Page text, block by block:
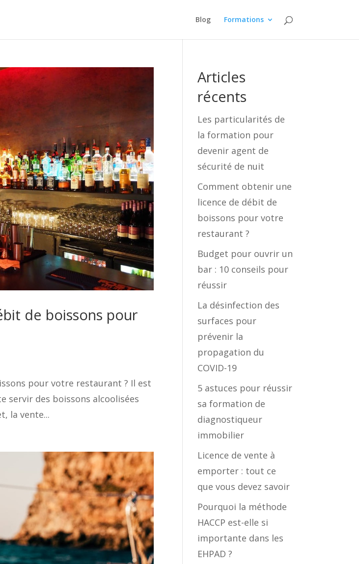
Blog Formations
de boissons pour
pour votre restaurant ? Il est
des boissons alcoolisées
la vente...
Articles
récents
Les particularités de
la formation pour
devenir agent de
sécurité de nuit
Comment obtenir une
licence de débit de
boissons pour votre
restaurant ?
Budget pour ouvrir un
bar : 10 conseils pour
réussir
La désinfection des
surfaces pour
prévenir la
propagation du
COVID-19
5 astuces pour réussir
sa formation de
diagnostiqueur
immobilier
Licence de vente à
emporter : tout ce
que vous devez savoir
Pourquoi la méthode
HACCP est-elle si
importante dans les
EHPAD ?